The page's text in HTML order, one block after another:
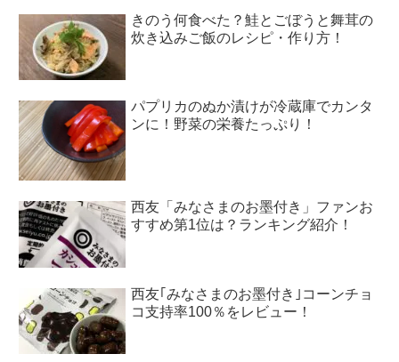
きのう何食べた？鮭とごぼうと舞茸の
炊き込みご飯のレシピ・作り方！
パプリカのぬか漬けが冷蔵庫でカンタ
ンに！野菜の栄養たっぷり！
西友「みなさまのお墨付き」ファンお
すすめ第1位は？ランキング紹介！
西友｢みなさまのお墨付き｣コーンチョ
コ支持率100％をレビュー！